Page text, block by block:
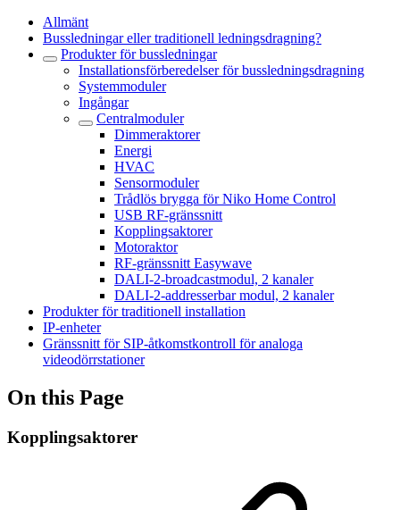
Allmänt
Bussledningar eller traditionell ledningsdragning?
Produkter för bussledningar
Installationsförberedelser för bussledningsdragning
Systemmoduler
Ingångar
Centralmoduler
Dimmeraktorer
Energi
HVAC
Sensormoduler
Trådlös brygga för Niko Home Control
USB RF-gränssnitt
Kopplingsaktorer
Motoraktor
RF-gränssnitt Easywave
DALI-2-broadcastmodul, 2 kanaler
DALI-2-addresserbar modul, 2 kanaler
Produkter för traditionell installation
IP-enheter
Gränssnitt för SIP-åtkomstkontroll för analoga
videodörrstationer
On this Page
Kopplingsaktorer